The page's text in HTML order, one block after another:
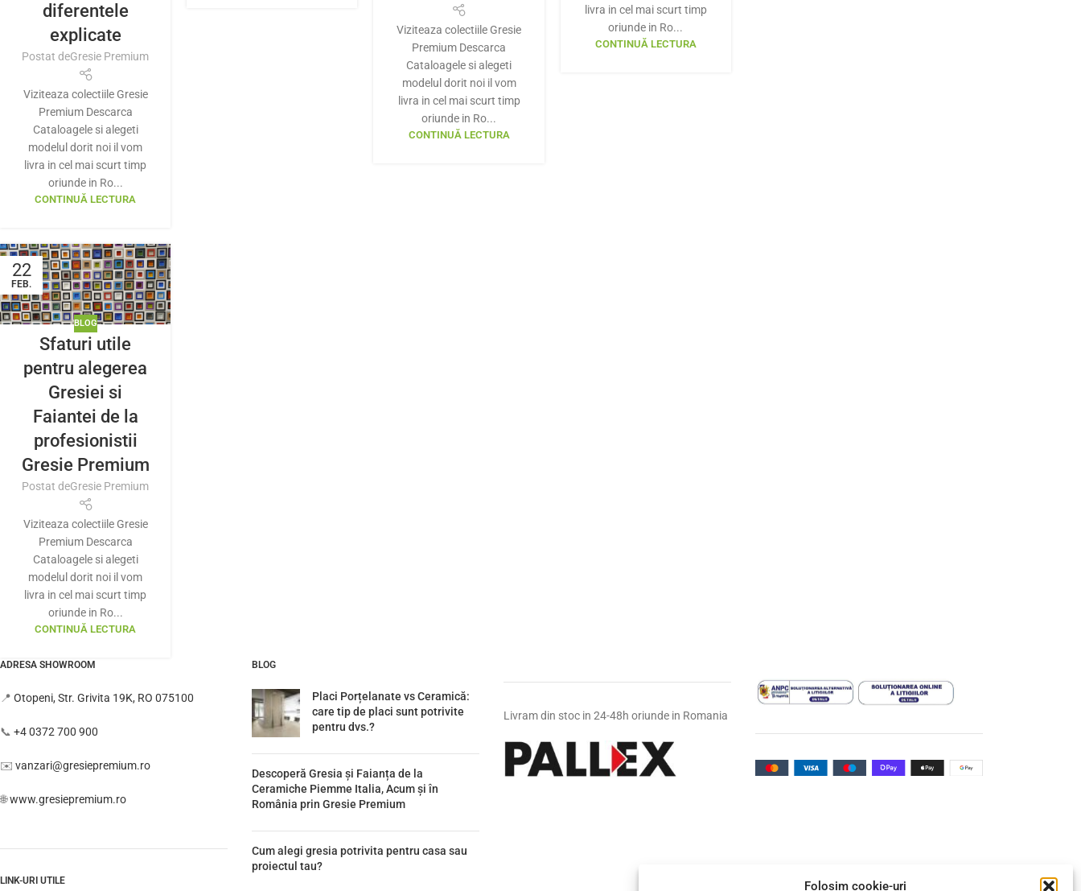
Folosim cookie-uri
diferentele
explicate
Postat deGresie Premium
Viziteaza colectiile Gresie
Premium Descarca
Cataloagele si alegeti
modelul dorit noi il vom
livra in cel mai scurt timp
oriunde in Ro...
CONTINUĂ LECTURA
Viziteaza colectiile Gresie
Premium Descarca
Cataloagele si alegeti
modelul dorit noi il vom
livra in cel mai scurt timp
oriunde in Ro...
CONTINUĂ LECTURA
livra in cel mai scurt timp
oriunde in Ro...
CONTINUĂ LECTURA
22
FEB.
BLOG
Sfaturi utile
pentru alegerea
Gresiei si
Faiantei de la
profesionistii
Gresie Premium
Postat deGresie Premium
Viziteaza colectiile Gresie
Premium Descarca
Cataloagele si alegeti
modelul dorit noi il vom
livra in cel mai scurt timp
oriunde in Ro...
CONTINUĂ LECTURA
ADRESA SHOWROOM
📍 Otopeni, Str. Grivita 19K, RO 075100
📞 +4 0372 700 900
✉️ vanzari@gresiepremium.ro
🌐www.gresiepremium.ro
LINK-URI UTILE
BLOG
Placi Porțelanate vs Ceramică:
care tip de placi sunt potrivite
pentru dvs.?
Descoperă Gresia și Faianța de la
Ceramiche Piemme Italia, Acum și în
România prin Gresie Premium
Cum alegi gresia potrivita pentru casa sau
proiectul tau?
Livram din stoc in 24-48h oriunde in Romania